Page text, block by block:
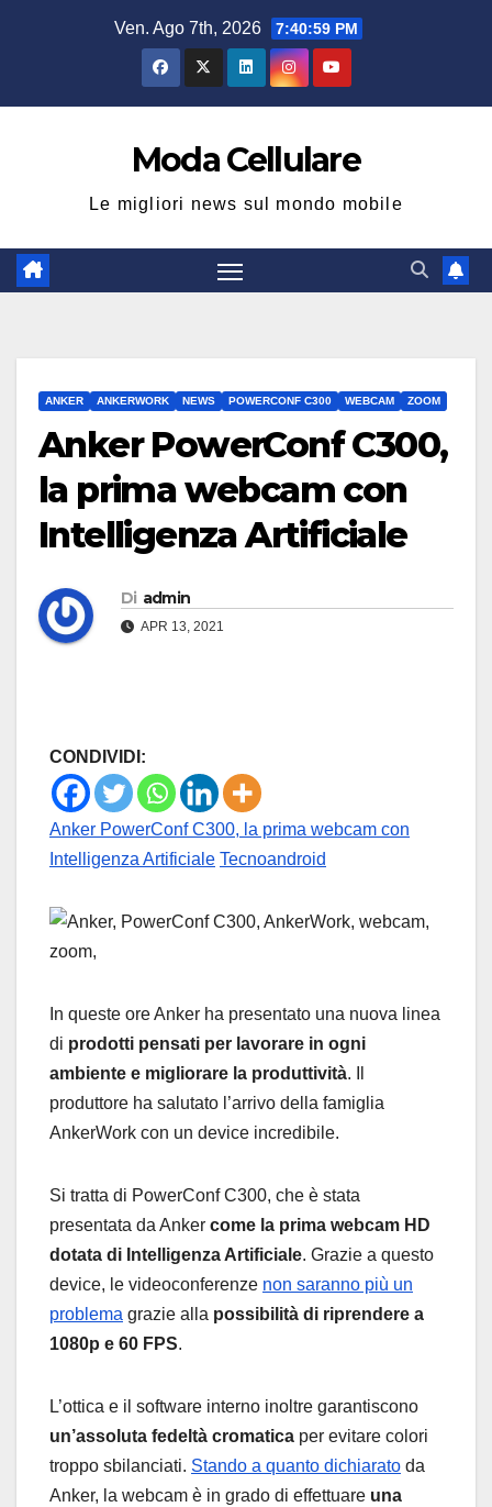
Ven. Ago 7th, 2026 7:41:00 PM
Moda Cellulare
Le migliori news sul mondo mobile
ANKER ANKERWORK NEWS POWERCONF C300 WEBCAM ZOOM
Anker PowerConf C300,
la prima webcam con
Intelligenza Artificiale
Di admin
APR 13, 2021
CONDIVIDI:
Anker PowerConf C300, la prima webcam con
Intelligenza Artificiale Tecnoandroid
In queste ore Anker ha presentato una nuova linea
di prodotti pensati per lavorare in ogni
ambiente e migliorare la produttività. Il
produttore ha salutato l’arrivo della famiglia
AnkerWork con un device incredibile.
Si tratta di PowerConf C300, che è stata
presentata da Anker come la prima webcam HD
dotata di Intelligenza Artificiale. Grazie a questo
device, le videoconferenze non saranno più un
problema grazie alla possibilità di riprendere a
1080p e 60 FPS.
L’ottica e il software interno inoltre garantiscono
un’assoluta fedeltà cromatica per evitare colori
troppo sbilanciati. Stando a quanto dichiarato da
Anker, la webcam è in grado di effettuare una